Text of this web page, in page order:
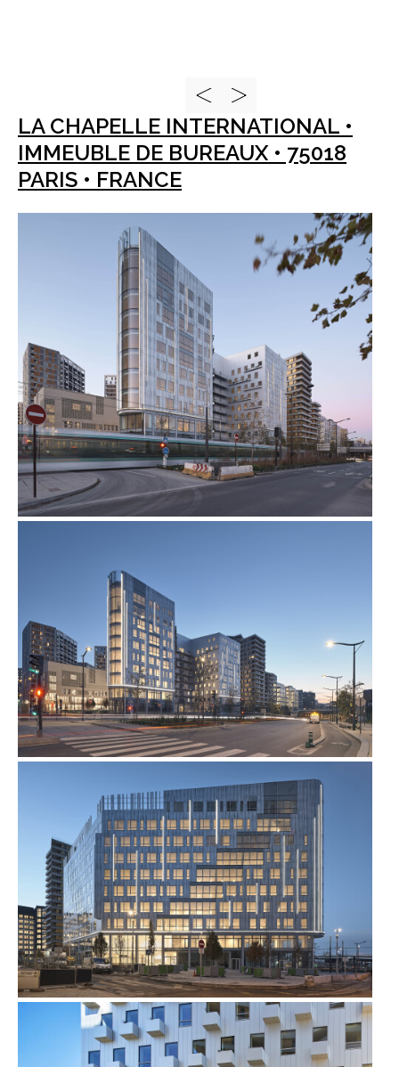
LA CHAPELLE INTERNATIONAL •
IMMEUBLE DE BUREAUX • 75018
PARIS • FRANCE